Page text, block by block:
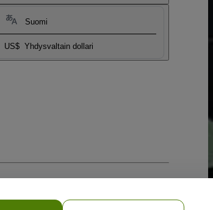
Suomi
US$ Yhdysvaltain dollari